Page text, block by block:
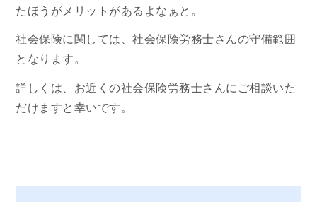
たほうがメリットがあるよなぁと。
社会保険に関しては、社会保険労務士さんの守備範囲
となります。
詳しくは、お近くの社会保険労務士さんにご相談いた
だけますと幸いです。